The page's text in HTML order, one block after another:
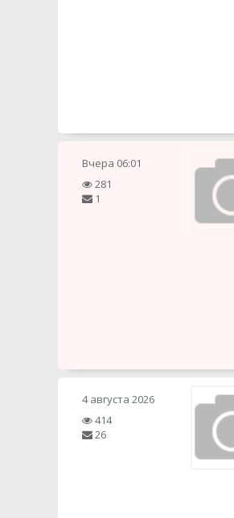
Вчера 06:01
281
1
4 августа 2026
414
26